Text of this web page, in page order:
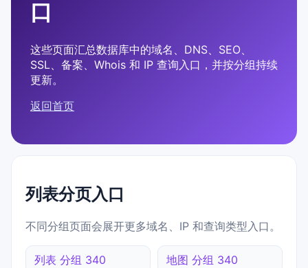
口
这些页面汇总数据库中的域名、DNS、SEO、
SSL、备案、Whois 和 IP 查询入口，并按分组持续
更新。
返回首页
列表分页入口
不同分组页面会展开更多域名、IP 和查询类型入口。
列表 分组 340 地图 分组 340